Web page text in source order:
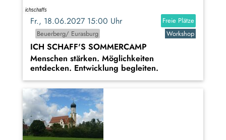
Fr., 18.06.2027 15:00 Uhr
Freie Plätze
Beuerberg/ Eurasburg
Workshop
ICH SCHAFF'S SOMMERCAMP
Menschen stärken. Möglichkeiten
entdecken. Entwicklung begleiten.